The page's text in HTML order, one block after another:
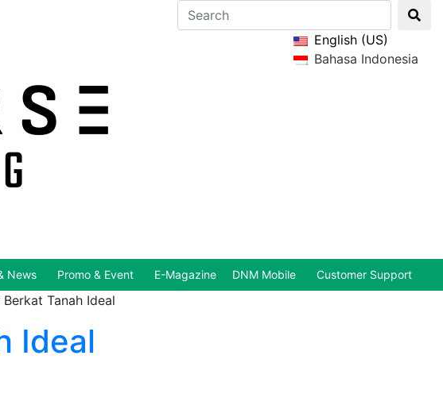
English (US)
Bahasa Indonesia
News Promo & Event E-Magazine DNM Mobile Customer Support
Tanah Ideal
Ideal